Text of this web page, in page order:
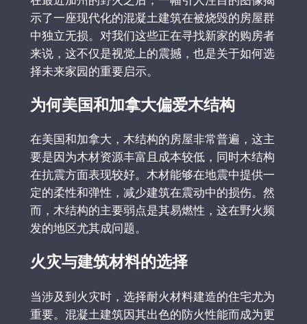
示了一座现代化的混凝土建筑在被烧毁的房屋群
中独立无损。对我们这些正在寻找新家的购房者
来说，这不仅是视觉上的震撼，也是关于如何选
择未来家园的重要启示。
为何美国和加拿大偏爱木结构
在美国和加拿大，木结构的房屋非常普遍，这主
要是因为木材资源丰富且成本较低，同时木结构
在抗震方面表现较好。木材能够在地震中提供一
定的柔性和弹性，减少建筑在震动中的损伤。然
而，木结构的主要弱点是其易燃性，这在野火频
发的地区尤其成问题。
火灾与建筑材料的选择
当涉及到火灾时，选择耐火材料建造的住宅尤为
重要。混凝土建筑因其出色的防火性能而成为更